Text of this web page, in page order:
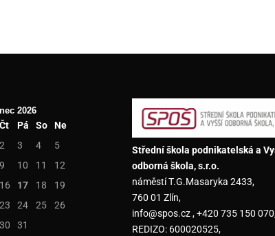
2026
Čt Pá So
Ne
2 3 4
5
9 10 11
12
16 17 18
19
23 24 25
26
30
31
Střední škola podnikatelská a
odborná škola, s.r.o.
náměstí T.G.Masaryka 2433,
760 01 Zlín,
info@spos.cz , +420 735 150
REDIZO: 600020525,